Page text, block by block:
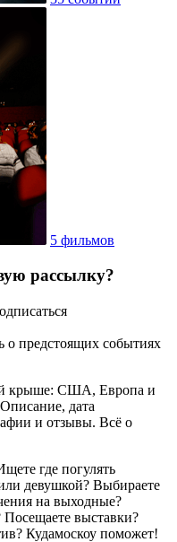
5 фильмов
рассылку?
о предстоящих событиях
крыше: США, Европа и
дата
и отзывы. Всё о
где погулять
девушкой? Выбираете
на выходные?
выставки?
Кудамоскоу поможет!